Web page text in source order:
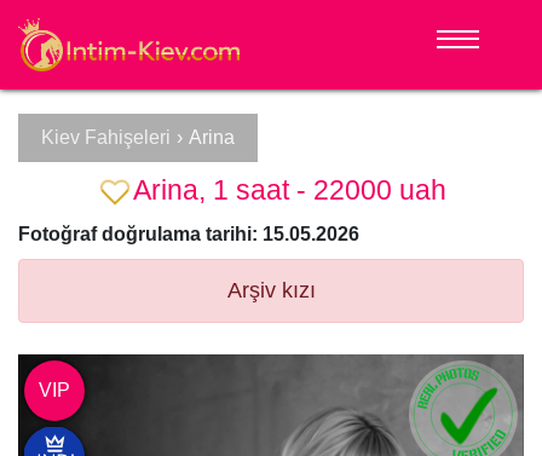
Kiev Fahişeleri › Arina
Arina, 1 saat - 22000 uah
Fotoğraf doğrulama tarihi: 15.05.2026
Arşiv kızı
VIP